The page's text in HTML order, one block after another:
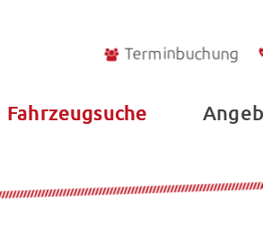
Terminbuchung
Fahrzeugsuche